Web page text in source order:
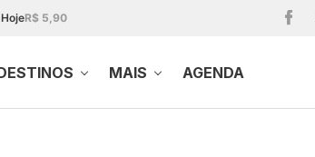
R$ 5,90
MAIS AGENDA